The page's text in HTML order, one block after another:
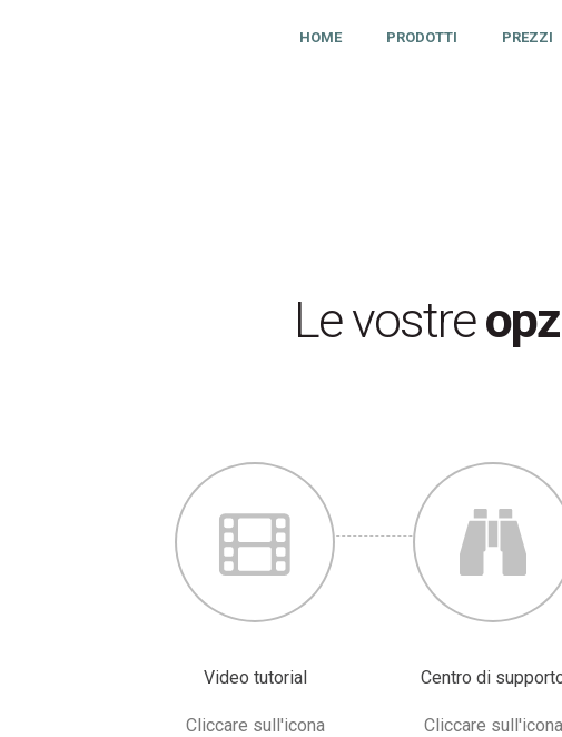
HOME PRODOTTI PREZZI
Le vostre
Video tutorial
Cliccare sull'icona
Centro di
Cliccare sull'icona